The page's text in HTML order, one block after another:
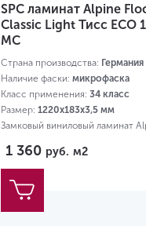
SPC ламинат Alpine
Classic Light Тисс ECO
MC
Страна производства: Германия
Наличие фаски: микрофаска
Класс применения: 34 класс
Размер: 1220х183х3,5 мм
Замковый виниловый ламинат
1 360 руб. м2